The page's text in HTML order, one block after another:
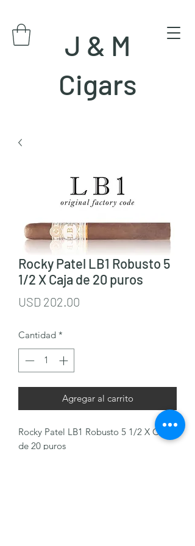
J & M
Cigars
Rocky Patel LB1 Robusto 5
1/2 X Caja de 20 puros
USD 202.00
Cantidad *
Agregar al carrito
Rocky Patel LB1 Robusto 5 1/2 X Caja
de 20 puros